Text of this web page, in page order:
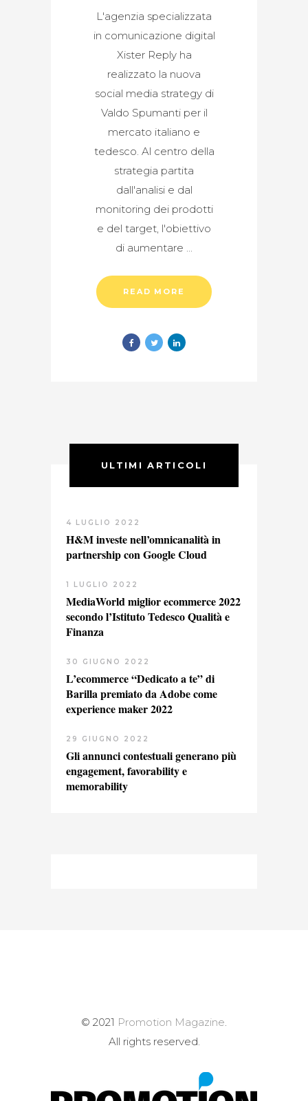
L'agenzia specializzata
in comunicazione digital
Xister Reply ha
realizzato la nuova
social media strategy di
Valdo Spumanti per il
mercato italiano e
tedesco. Al centro della
strategia partita
dall'analisi e dal
monitoring dei prodotti
e del target, l'obiettivo
di aumentare
READ MORE
ULTIMI ARTICOLI
4 LUGLIO 2022
H&M investe nell’omnicanalità in
partnership con Google Cloud
1 LUGLIO 2022
MediaWorld miglior ecommerce 2022
secondo l’Istituto Tedesco Qualità e
Finanza
30 GIUGNO 2022
L’ecommerce “Dedicato a te” di
Barilla premiato da Adobe come
experience maker 2022
29 GIUGNO 2022
Gli annunci contestuali generano più
engagement, favorability e
memorability
© 2021 Promotion Magazine.
All rights reserved.